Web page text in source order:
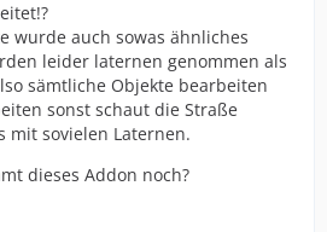
wurde auch sowas ähnliches
leider laternen genommen als
sämtliche Objekte bearbeiten
sonst schaut die Straße
mit sovielen Laternen.
dieses Addon noch?